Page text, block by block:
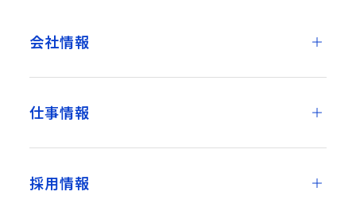
会社情報
仕事情報
採用情報